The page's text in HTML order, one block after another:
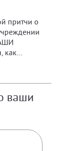
притчи о
как…
ваши